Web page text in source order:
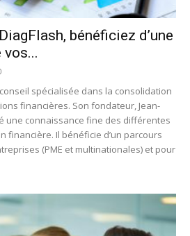
bénéficiez d’une
spécialisée dans la consolidation
financières. Son fondateur, Jean-
une connaissance fine des différentes
financière. Il bénéficie d’un parcours
(PME et multinationales) et pour